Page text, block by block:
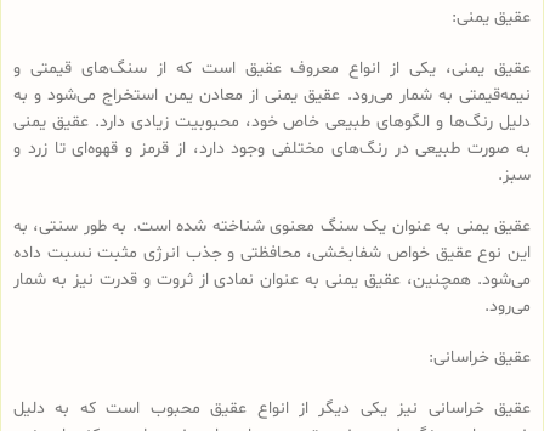
عقیق یمنی:
عقیق یمنی، یکی از انواع معروف عقیق است که از سنگ‌های قیمتی و
نیمه‌قیمتی به شمار می‌رود. عقیق یمنی از معادن یمن استخراج می‌شود و به
دلیل رنگ‌ها و الگوهای طبیعی خاص خود، محبوبیت زیادی دارد. عقیق یمنی
به صورت طبیعی در رنگ‌های مختلفی وجود دارد، از قرمز و قهوه‌ای تا زرد و
سبز.
عقیق یمنی به عنوان یک سنگ معنوی شناخته شده است. به طور سنتی، به
این نوع عقیق خواص شفابخشی، محافظتی و جذب انرژی مثبت نسبت داده
می‌شود. همچنین، عقیق یمنی به عنوان نمادی از ثروت و قدرت نیز به شمار
می‌رود.
عقیق خراسانی:
عقیق خراسانی نیز یکی دیگر از انواع عقیق محبوب است که به دلیل